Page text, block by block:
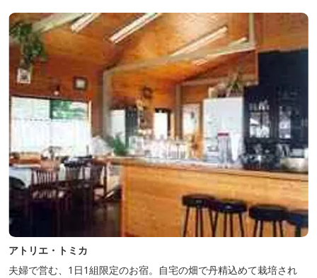
す。施設内には噺野温泉もありコテージ宿泊の方は貸し切りでご利
用いただけます(１棟につき１時間)
アトリエ・トミカ
夫婦で営む、1日1組限定のお宿。自宅の畑で丹精込めて栽培され